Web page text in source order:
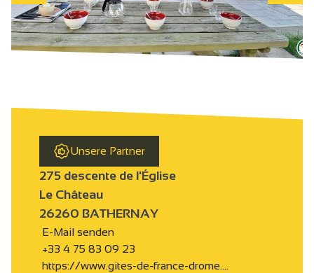
Unsere Partner
275 descente de l'Église
Le Château
26260 BATHERNAY
E-Mail senden
+33 4 75 83 09 23
https://www.gites-de-france-drome.…